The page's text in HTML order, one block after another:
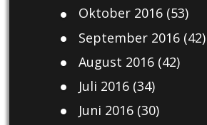
Oktober 2016(53)
September 2016(42)
August 2016(42)
Juli 2016(34)
Juni 2016(30)